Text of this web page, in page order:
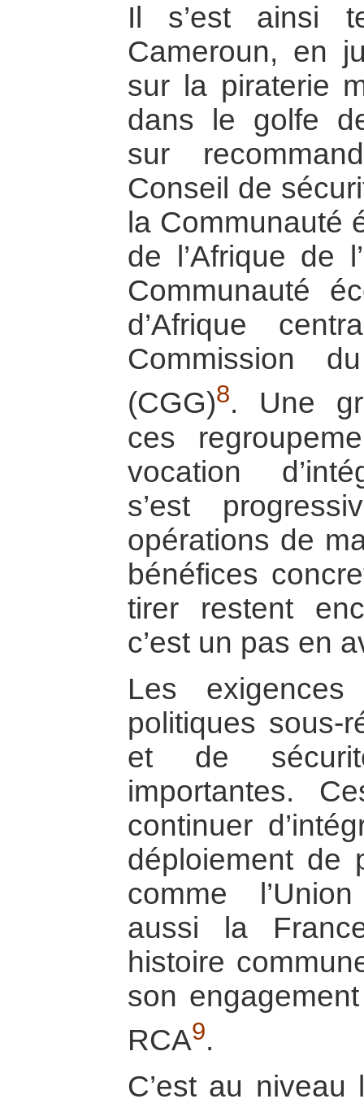
Il s’est ainsi
Cameroun, en
sur la piraterie
dans le golfe
sur
Conseil de
la Communauté
de l’Afrique de
Communauté
d’Afrique
Commission
(CGG)8. Une
ces
vocation
s’est
opérations de
bénéfices
tirer restent
c’est un pas en
Les
politiques sous-
et de
importantes.
continuer
déploiement de
comme
aussi la
histoire
son
RCA9.
C’est au